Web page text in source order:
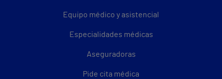
Equipo médico y asistencial
Especialidades médicas
Aseguradoras
Pide cita médica